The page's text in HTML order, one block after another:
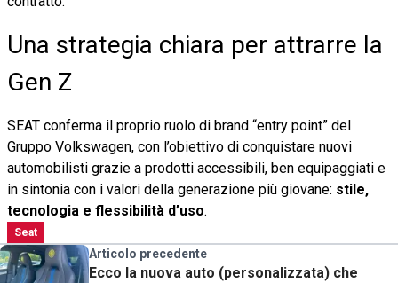
Una strategia chiara per attrarre la
Gen Z
SEAT conferma il proprio ruolo di brand “entry point” del
Gruppo Volkswagen, con l’obiettivo di conquistare nuovi
automobilisti grazie a prodotti accessibili, ben equipaggiati e
in sintonia con i valori della generazione più giovane: stile,
tecnologia e flessibilità d’uso.
Seat
Articolo precedente
Ecco la nuova auto (personalizzata) che